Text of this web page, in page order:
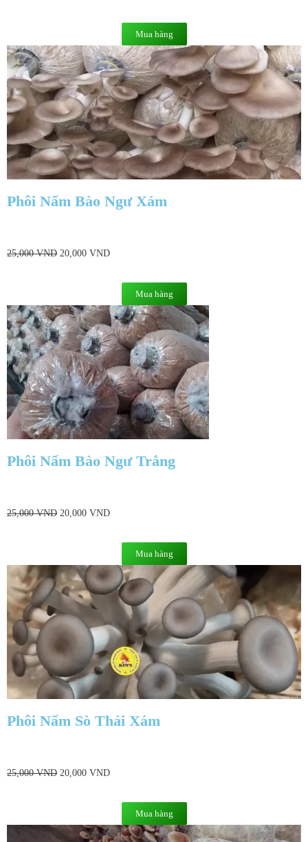
Mua hàng
Phôi Nấm Bào Ngư Xám
25,000VND 20,000 VND
Mua hàng
Phôi Nấm Bào Ngư Trắng
25,000VND 20,000 VND
Mua hàng
Phôi Nấm Sò Thái Xám
25,000VND 20,000 VND
Mua hàng